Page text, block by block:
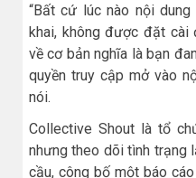
“Bất cứ lúc nào nội
khai, không được đặt cài
về cơ bản nghĩa là bạn
quyền truy cập mở vào
nói.
Collective Shout là tổ
nhưng theo dõi tình trạng
cầu, công bố một báo